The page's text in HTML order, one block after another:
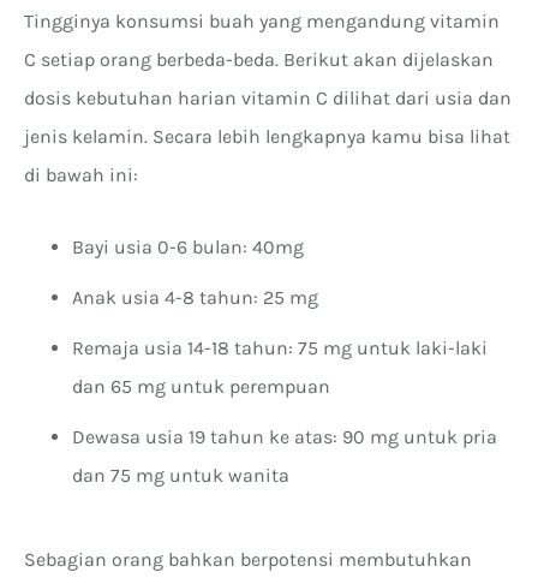
Tingginya konsumsi buah yang mengandung vitamin
C setiap orang berbeda-beda. Berikut akan dijelaskan
dosis kebutuhan harian vitamin C dilihat dari usia dan
jenis kelamin. Secara lebih lengkapnya kamu bisa lihat
di bawah ini:
Bayi usia 0-6 bulan: 40mg
Anak usia 4-8 tahun: 25 mg
Remaja usia 14-18 tahun: 75 mg untuk laki-laki
dan 65 mg untuk perempuan
Dewasa usia 19 tahun ke atas: 90 mg untuk pria
dan 75 mg untuk wanita
Sebagian orang bahkan berpotensi membutuhkan